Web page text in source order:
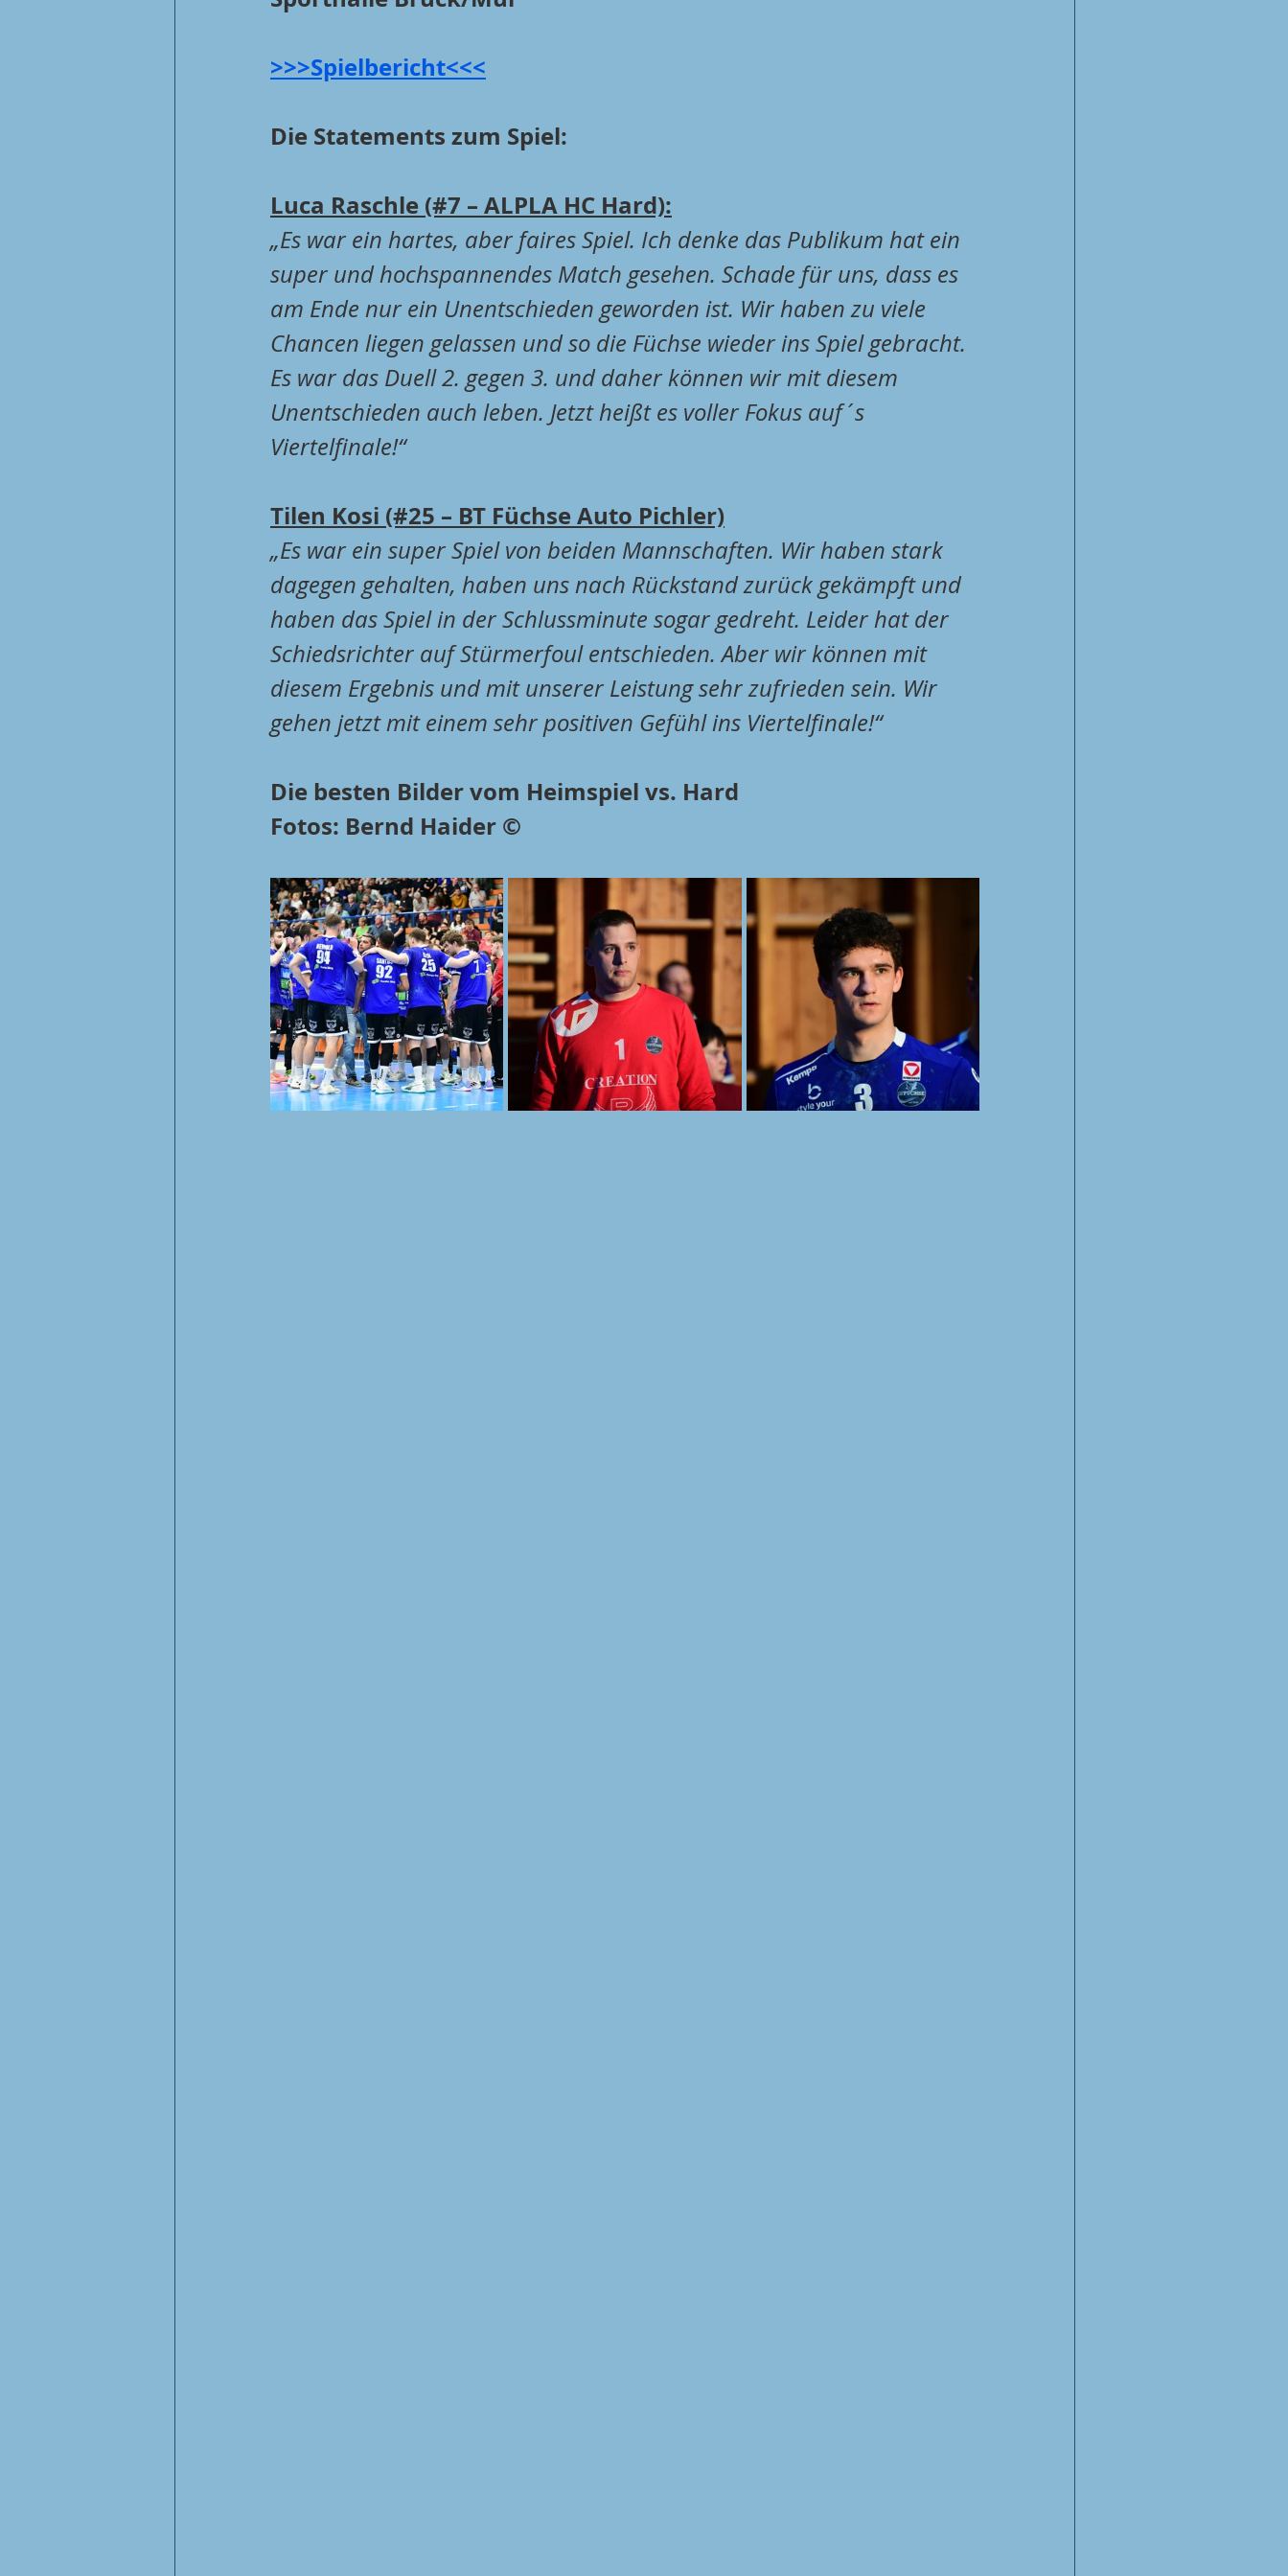
>>>Spielbericht<<<
Die Statements zum Spiel:
Luca Raschle (#7 – ALPLA HC Hard):
„Es war ein hartes, aber faires Spiel. Ich denke das Publikum hat ein
super und hochspannendes Match gesehen. Schade für uns, dass es
am Ende nur ein Unentschieden geworden ist. Wir haben zu viele
Chancen liegen gelassen und so die Füchse wieder ins Spiel gebracht.
Es war das Duell 2. gegen 3. und daher können wir mit diesem
Unentschieden auch leben. Jetzt heißt es voller Fokus auf´s
Viertelfinale!“
Tilen Kosi (#25 – BT Füchse Auto Pichler)
„Es war ein super Spiel von beiden Mannschaften. Wir haben stark
dagegen gehalten, haben uns nach Rückstand zurück gekämpft und
haben das Spiel in der Schlussminute sogar gedreht. Leider hat der
Schiedsrichter auf Stürmerfoul entschieden. Aber wir können mit
diesem Ergebnis und mit unserer Leistung sehr zufrieden sein. Wir
gehen jetzt mit einem sehr positiven Gefühl ins Viertelfinale!“
Die besten Bilder vom Heimspiel vs. Hard
Fotos: Bernd Haider ©